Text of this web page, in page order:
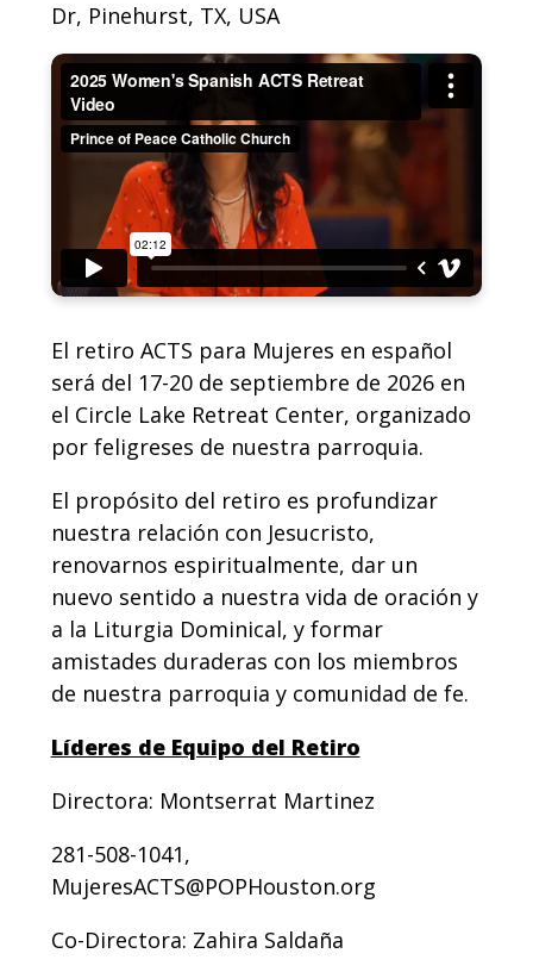
Dr, Pinehurst, TX, USA
El retiro ACTS para Mujeres en español
será del 17-20 de septiembre de 2026 en
el Circle Lake Retreat Center, organizado
por feligreses de nuestra parroquia.
El propósito del retiro es profundizar
nuestra relación con Jesucristo,
renovarnos espiritualmente, dar un
nuevo sentido a nuestra vida de oración y
a la Liturgia Dominical, y formar
amistades duraderas con los miembros
de nuestra parroquia y comunidad de fe.
Líderes de Equipo del Retiro
Directora: Montserrat Martinez
281-508-1041,
MujeresACTS@POPHouston.org
Co-Directora: Zahira Saldaña